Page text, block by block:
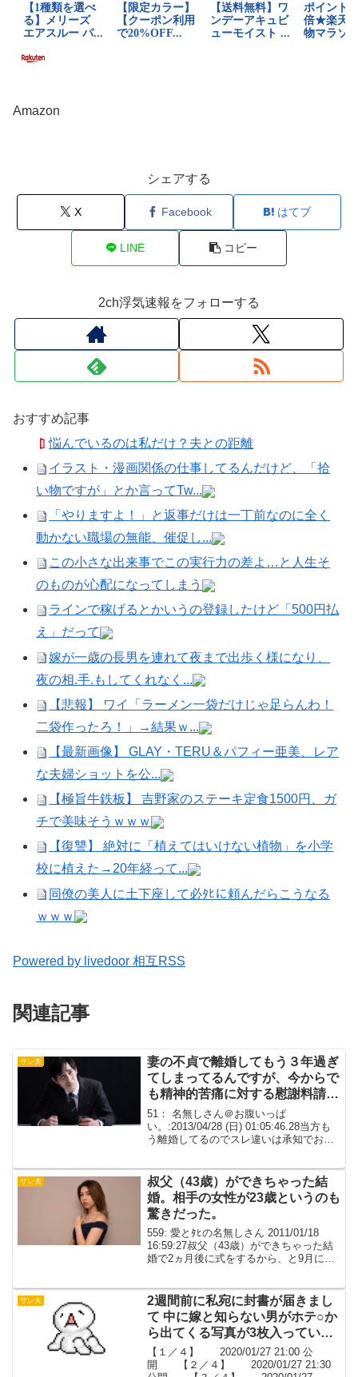
Amazon
シェアする
X Facebook はてブ
LINE コピー
2ch浮気速報をフォローする
おすすめ記事
悩んでいるのは私だけ？夫との距離
イラスト・漫画関係の仕事してるんだけど、「拾
い物ですが」とか言ってTw...
「やりますよ！」と返事だけは一丁前なのに全く
動かない職場の無能、催促し...
この小さな出来事でこの実行力の差よ…と人生そ
のものが心配になってしまう
ラインで稼げるとかいうの登録したけど「500円払
え」だって
嫁が一歳の長男を連れて夜まで出歩く様になり、
夜の相.手.もしてくれなく...
【悲報】 ワイ「ラーメン一袋だけじゃ足らんわ！
二袋作ったろ！」→結果ｗ...
【最新画像】 GLAY・TERU＆パフィー亜美、レア
な夫婦ショットを公...
【極旨牛鉄板】 吉野家のステーキ定食1500円、ガ
チで美味そうｗｗｗ
【復讐】 絶対に「植えてはいけない植物」を小学
校に植えた→20年経って...
同僚の美人に土下座して必ﾀﾋに頼んだらこうなる
ｗｗｗ
Powered by livedoor 相互RSS
関連記事
サレ夫
妻の不貞で離婚してもう３年過ぎ
てしまってるんですが、今からで
も精神的苦痛に対する慰謝料請求
は可能ですか?
51： 名無しさん＠お腹いっぱ
い。:2013/04/28 (日) 01:05:46.28当方も
う離婚してるのでスレ違いは承知でお聞
からでも精神的苦痛に対する慰謝料請求
は...
サレ夫
叔父（43歳）ができちゃった結
婚。相手の女性が23歳というのも
驚きだった。
559: 愛とﾀﾋの名無しさん 2011/01/18
16:59:27叔父（43歳）ができちゃった結
婚で2ヵ月後に式をするから、と9月に連
どこで知り合ったんだろうなん...
サレ夫
2週間前に私宛に封書が届きまし
て 中に嫁と知らない男がホテ○か
ら出てくる写真が3枚入っていま
した【２／４】
【１／４】 2020/01/27 21:00 公
開 【２／４】 2020/01/27 21:30